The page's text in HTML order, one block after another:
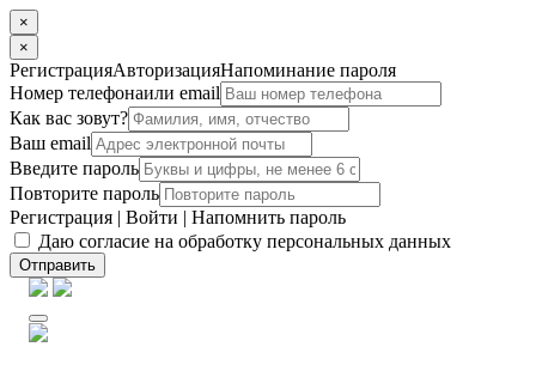
×
×
РегистрацияАвторизацияНапоминание пароля
Номер телефонаили email
Как вас зовут?
Ваш email
Введите пароль
Повторите пароль
Регистрация | Войти | Напомнить пароль
Даю согласие на обработку персональных данных
Отправить